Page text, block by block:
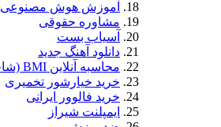
آموزش هوش مصنوعی
مشاوره حقوقی
آسیاب بست
دانلود آهنگ جدید
محاسبه آنلاین BMI (شاخص توده بدنی) رایگان
خرید خیارشور تخمیری
خرید فالوور ایرانی
ایمپلنت شیراز